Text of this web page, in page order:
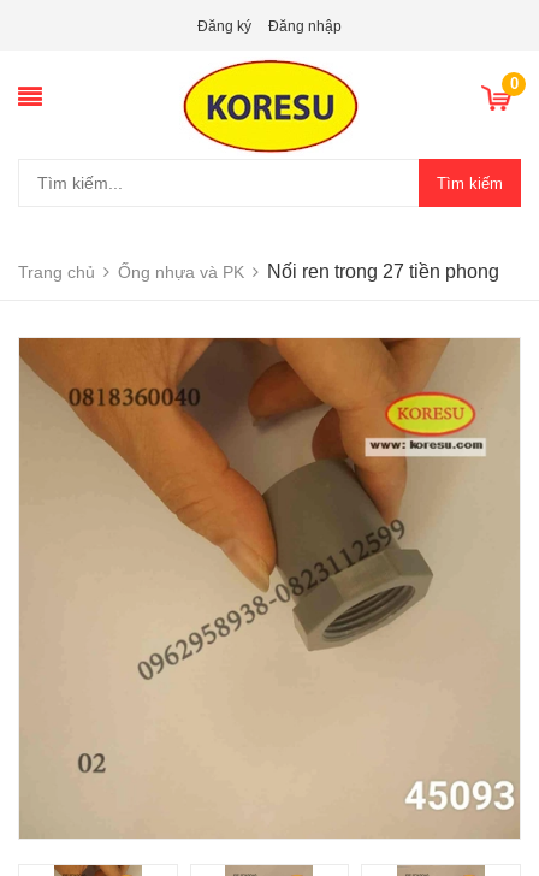
Đăng ký Đăng nhập
0
Tìm kiếm
Trang chủ Ống nhựa và PK Nối ren trong 27 tiền phong